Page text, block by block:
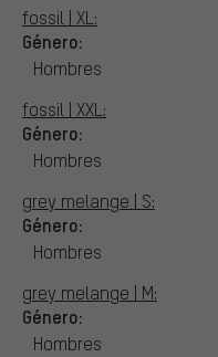
fossil | XL:
Género:
Hombres
fossil | XXL:
Género:
Hombres
grey melange | S:
Género:
Hombres
grey melange | M:
Género:
Hombres